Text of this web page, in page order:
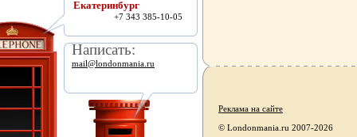
Екатеринбург
+7 343 385-10-05
Написать:
mail@londonmania.ru
Реклама на сайте
© Londonmania.ru 2007-2026